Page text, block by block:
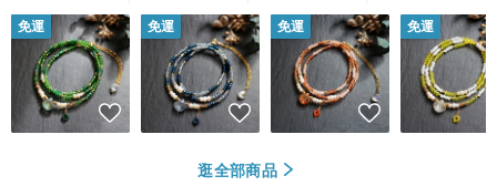
免運 免運 免運 免運
逛全部商品